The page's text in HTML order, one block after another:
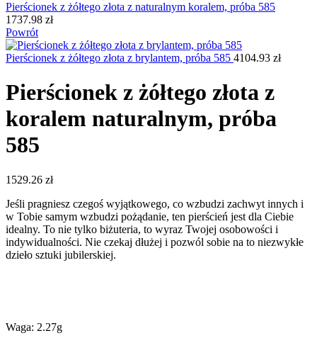
Pierścionek z żółtego złota z naturalnym koralem, próba 585
1737.98 zł
Powrót
Pierścionek z żółtego złota z brylantem, próba 585 4104.93 zł
Pierścionek z żółtego złota z
koralem naturalnym, próba
585
1529.26 zł
Jeśli pragniesz czegoś wyjątkowego, co wzbudzi zachwyt innych i
w Tobie samym wzbudzi pożądanie, ten pierścień jest dla Ciebie
idealny. To nie tylko biżuteria, to wyraz Twojej osobowości i
indywidualności. Nie czekaj dłużej i pozwól sobie na to niezwykłe
dzieło sztuki jubilerskiej.
Waga: 2.27g